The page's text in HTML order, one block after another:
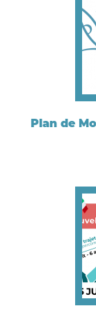
Plan de